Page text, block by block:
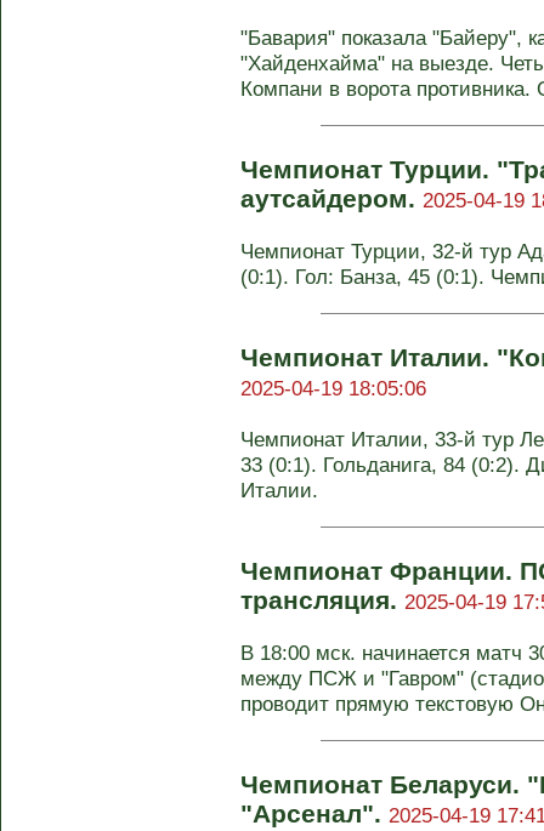
"Бавария" показала "Байеру",
"Хайденхайма" на выезде.
Компани в ворота противника.
Чемпионат Турции.
аутсайдером. 2025-04-19
Чемпионат Турции, 32-й тур
(0:1). Гол: Банза, 45 (0:1).
Чемпионат Италии.
2025-04-19 18:05:06
Чемпионат Италии, 33-й тур
33 (0:1). Гольданига, 84 (0:2).
Италии.
Чемпионат Франции.
трансляция. 2025-04-19
В 18:00 мск. начинается матч
между ПСЖ и "Гавром"
проводит прямую текстовую
Чемпионат Беларуси.
"Арсенал". 2025-04-19